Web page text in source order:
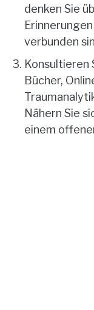
denken Sie
verbunden
Konsultieren
Bücher,
Nähern Sie
einem